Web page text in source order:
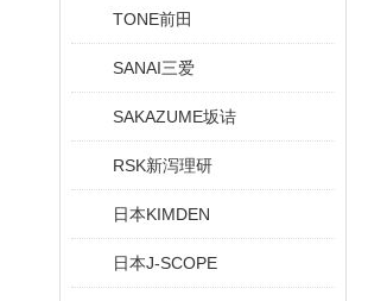
TONE前田
SANAI三爱
SAKAZUME坂诘
RSK新泻理研
日本KIMDEN
日本J-SCOPE